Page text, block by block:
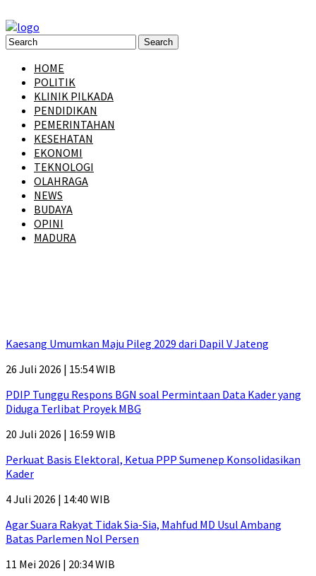
HOME
POLITIK
KLINIK PILKADA
PENDIDIKAN
PEMERINTAHAN
KESEHATAN
EKONOMI
TEKNOLOGI
OLAHRAGA
NEWS
BUDAYA
OPINI
MADURA
Kaesang Umumkan Maju Pileg 2029 dari Dapil V Jateng
26 Juli 2026 | 15:54 WIB
PDIP Tunggu Respons BGN soal Permintaan Data Kader yang
Diduga Terlibat Proyek MBG
20 Juli 2026 | 16:59 WIB
Perkuat Basis Elektoral, Ketua PPP Sumenep Konsolidasikan
Kader
4 Juli 2026 | 14:40 WIB
Agar Suara Rakyat Tidak Sia-Sia, Mahfud MD Usul Ambang
Batas Parlemen Nol Persen
11 Mei 2026 | 20:34 WIB